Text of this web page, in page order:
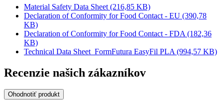
Material Safety Data Sheet (216,85 KB)
Declaration of Conformity for Food Contact - EU (390,78
KB)
Declaration of Conformity for Food Contact - FDA (182,36
KB)
Technical Data Sheet_FormFutura EasyFil PLA (994,57 KB)
Recenzie našich zákazníkov
Ohodnotiť produkt